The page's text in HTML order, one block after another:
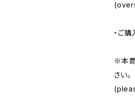
・ご
※本商
さい。